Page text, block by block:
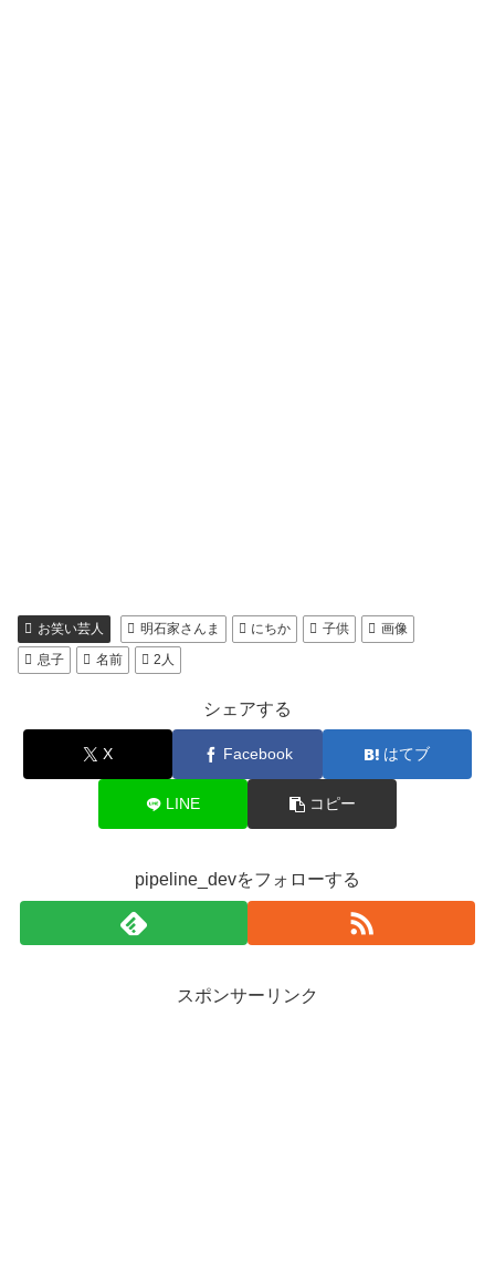
お笑い芸人 明石家さんま にちか 子供
画像
息子
名前 2人
シェアする
X Facebook はてブ
LINE コピー
pipeline_devをフォローする
スポンサーリンク